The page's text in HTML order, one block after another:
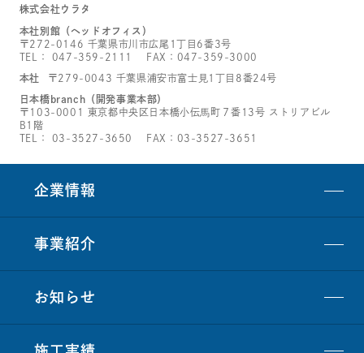
株式会社ウラタ
本社別館（ヘッドオフィス）
〒272-0146 千葉県市川市広尾1丁目6番3号
TEL： 047-359-2111 FAX：047-359-3000
本社 〒279-0043 千葉県浦安市富士見1丁目8番24号
日本橋branch（開発事業本部）
〒103-0001 東京都中央区日本橋小伝馬町７番13号 ストリアビル
B1階
TEL： 03-3527-3650 FAX：03-3527-3651
企業情報
事業紹介
お知らせ